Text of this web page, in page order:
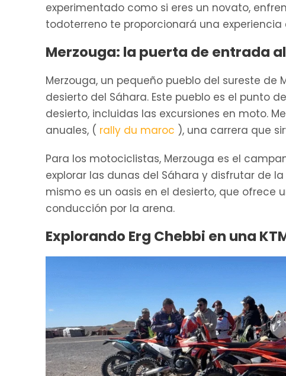
experimentado como si eres un novato,
todoterreno te proporcionará una
Merzouga: la puerta de entrada
Merzouga, un pequeño pueblo del sureste de
desierto del Sáhara. Este pueblo es el punto
desierto, incluidas las excursiones en moto.
anuales, ( rally du maroc ), una carrera que
Para los motociclistas, Merzouga es el
explorar las dunas del Sáhara y disfrutar de
mismo es un oasis en el desierto, que ofrece
conducción por la arena.
Explorando Erg Chebbi en una